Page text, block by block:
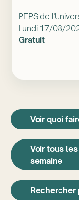
PEPS de
Lundi 17/08/
Gratuit
Voir quoi
Voir tous
semaine
Rechercher